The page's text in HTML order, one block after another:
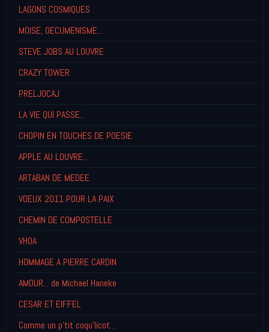
LAGONS COSMIQUES
MOISE, OECUMENISME...
STEVE JOBS AU LOUVRE
CRAZY TOWER
PRELJOCAJ
LA VIE QUI PASSE...
CHOPIN EN TOUCHES DE POESIE
APPLE AU LOUVRE...
ARTABAN DE MEDEE
VOEUX 2011 POUR LA PAIX
CHEMIN DE COMPOSTELLE
VHOA
HOMMAGE A PIERRE CARDIN
AMOUR... de Michael Haneke
CESAR ET EIFFEL
Comme un p'tit coqu'licot...